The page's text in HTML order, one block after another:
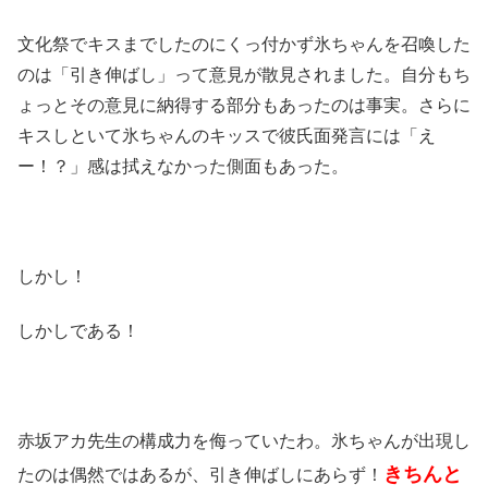
文化祭でキスまでしたのにくっ付かず氷ちゃんを召喚した
のは「引き伸ばし」って意見が散見されました。自分もち
ょっとその意見に納得する部分もあったのは事実。さらに
キスしといて氷ちゃんのキッスで彼氏面発言には「え
ー！？」感は拭えなかった側面もあった。
しかし！
しかしである！
赤坂アカ先生の構成力を侮っていたわ。氷ちゃんが出現し
たのは偶然ではあるが、引き伸ばしにあらず！ きちんと